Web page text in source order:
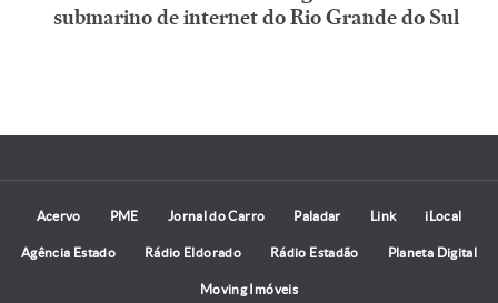
submarino de internet do Rio Grande do Sul
Acervo PME Jornal do Carro Paladar Link iLocal
Agência Estado Rádio Eldorado Rádio Estadão Planeta Digital
Moving Imóveis